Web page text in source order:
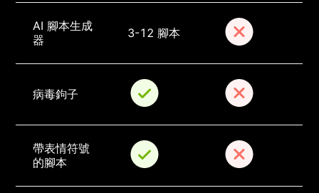
AI 腳本生成
器
3-12 腳本
病毒鉤子
帶表情符號
的腳本